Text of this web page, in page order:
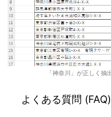
「神奈川」が正しく
よくある質問 (FAQ)